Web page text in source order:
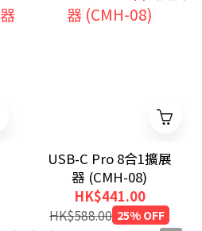
USB-C Pro 8合1擴展
器 (CMH-08)
HK$441.00
HK$588.00 25% OFF